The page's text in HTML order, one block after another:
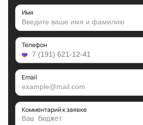
Имя
Телефон
Email
Комментарий к заявке